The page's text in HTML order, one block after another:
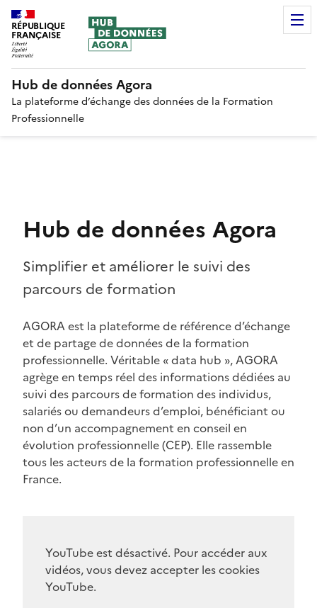
RÉPUBLIQUE
FRANÇAISE
Hub de données Agora
La plateforme d’échange des données de la Formation
Professionnelle
Hub de données Agora
Simplifier et améliorer le suivi des
parcours de formation
AGORA est la plateforme de référence d’échange
et de partage de données de la formation
professionnelle. Véritable « data hub », AGORA
agrège en temps réel des informations dédiées au
suivi des parcours de formation des individus,
salariés ou demandeurs d’emploi, bénéficiant ou
non d’un accompagnement en conseil en
évolution professionnelle (CEP). Elle rassemble
tous les acteurs de la formation professionnelle en
France.
YouTube est désactivé. Pour accéder aux
vidéos, vous devez accepter les cookies
YouTube.